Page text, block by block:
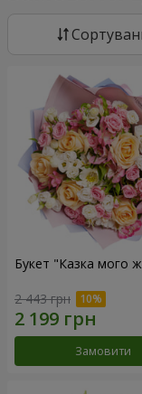
Букет "Казка мого
2 443 грн
Замовити